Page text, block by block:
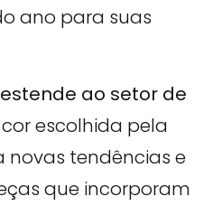
ano para suas
ao setor de
escolhida pela
novas tendências e
que incorporam